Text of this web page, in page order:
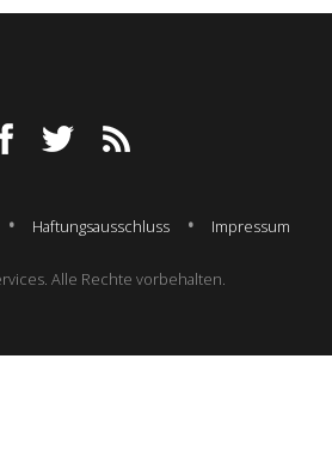
Haftungsausschluss Impressum
Alle Rechte vorbehalten.